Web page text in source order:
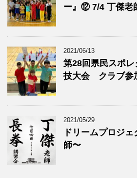
ー』⑫ 7/4 丁傑老
2021/06/13
第28回県民スポ
技大会 クラブ参
2021/05/29
ドリームプロジ
師〜